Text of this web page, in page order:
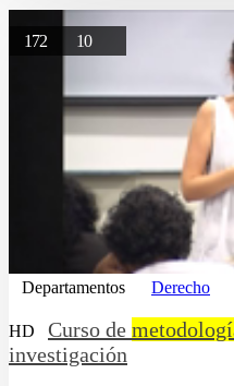
172 10
Departamentos Derecho
HD Curso de
investigación